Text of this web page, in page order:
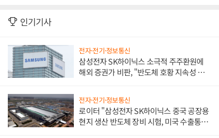
인기기사
전자·전기·정보통신
삼성전자 SK하이닉스 소극적 주주환원에
해외 증권가 비판, "반도체 호황 지속성 의
전자·전기·정보통신
로이터 "삼성전자 SK하이닉스 중국 공장용
현지 생산 반도체 장비 시험, 미국 수출통제